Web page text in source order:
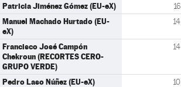
Patricia Jiménez Gómez (EU-eX) 16
Manuel Machado Hurtado (EU-
eX)
14
Francisco José Campón
Chekroun (RECORTES CERO-
GRUPO VERDE)
14
Pedro Laso Núñez (EU-eX) 10